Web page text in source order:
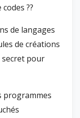
??
de langages
de créations
secret pour
programmes